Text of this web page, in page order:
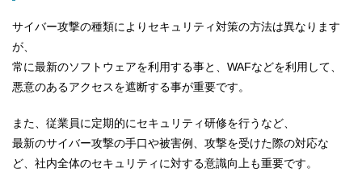
サイバー攻撃の種類によりセキュリティ対策の方法は異なります
が、
常に最新のソフトウェアを利用する事と、WAFなどを利用して、
悪意のあるアクセスを遮断する事が重要です。
また、従業員に定期的にセキュリティ研修を行うなど、
最新のサイバー攻撃の手口や被害例、攻撃を受けた際の対応な
ど、社内全体のセキュリティに対する意識向上も重要です。